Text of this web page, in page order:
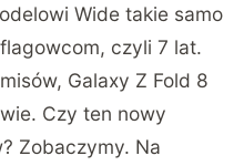
Wide takie samo
czyli 7 lat.
Galaxy Z Fold 8
Czy ten nowy
Zobaczymy. Na